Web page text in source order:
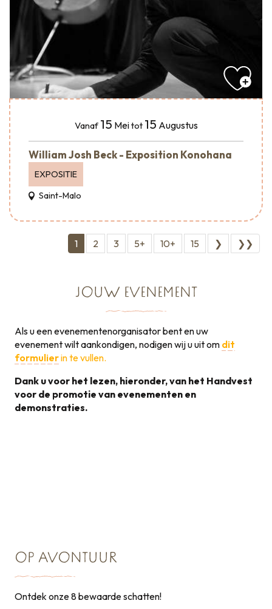
Vanaf 15 Meitot 15 Augustus
William Josh Beck - Exposition Konohana
EXPOSITIE
Saint-Malo
1 2 3 5+ 10+ 15 ❯ ❯❯
JOUW EVENEMENT
Als u een evenementenorganisator bent en uw
evenement wilt aankondigen, nodigen wij u uit om dit
formulierin te vullen.
Dank u voor het lezen, hieronder, van het Handvest
voor de promotie van evenementen en
demonstraties.
OP AVONTUUR
Ontdek onze 8 bewaarde schatten!